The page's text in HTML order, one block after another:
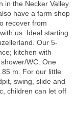
in the Necker Valley
have a farm shop
recover from
us. Ideal starting
Our 5-
kitchen with
WC. One
m. For our little
swing, slide and
children can let off